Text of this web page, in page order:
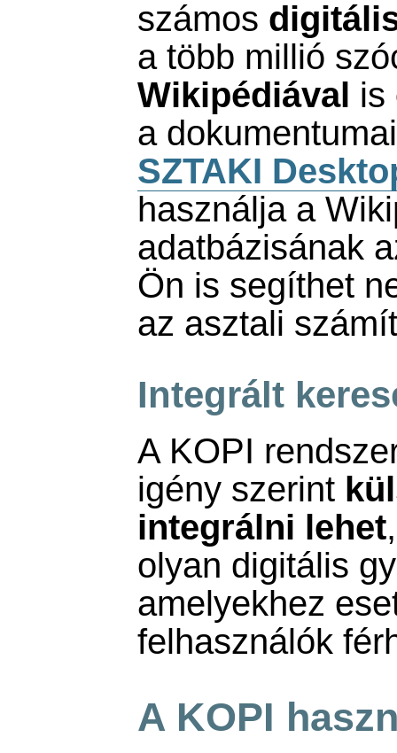
számos
a több millió
Wikipédiával is
a
SZTAKI
használja a
adatbázisának
Ön is segíthet
az asztali
Integrált
A KOPI
igény szerint
integrálni lehet
olyan digitális
amelyekhez
felhasználók
A KOPI